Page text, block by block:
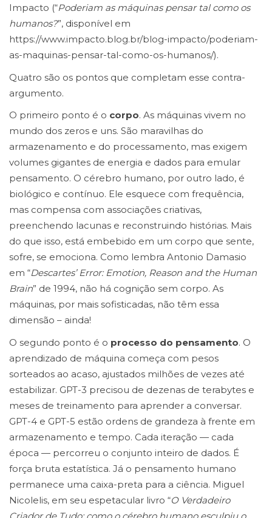
Impacto (“Poderiam as máquinas pensar tal como os
humanos?”, disponível em
https://www.impacto.blog.br/blog-impacto/poderiam-
as-maquinas-pensar-tal-como-os-humanos/).
Quatro são os pontos que completam esse contra-
argumento.
O primeiro ponto é o corpo. As máquinas vivem no
mundo dos zeros e uns. São maravilhas do
armazenamento e do processamento, mas exigem
volumes gigantes de energia e dados para emular
pensamento. O cérebro humano, por outro lado, é
biológico e contínuo. Ele esquece com frequência,
mas compensa com associações criativas,
preenchendo lacunas e reconstruindo histórias. Mais
do que isso, está embebido em um corpo que sente,
sofre, se emociona. Como lembra Antonio Damasio
em “Descartes’ Error: Emotion, Reason and the Human
Brain” de 1994, não há cognição sem corpo. As
máquinas, por mais sofisticadas, não têm essa
dimensão – ainda!
O segundo ponto é o processo do pensamento. O
aprendizado de máquina começa com pesos
sorteados ao acaso, ajustados milhões de vezes até
estabilizar. GPT-3 precisou de dezenas de terabytes e
meses de treinamento para aprender a conversar.
GPT-4 e GPT-5 estão ordens de grandeza à frente em
armazenamento e tempo. Cada iteração — cada
época — percorreu o conjunto inteiro de dados. É
força bruta estatística. Já o pensamento humano
permanece uma caixa-preta para a ciência. Miguel
Nicolelis, em seu espetacular livro “O Verdadeiro
Criador de Tudo: como o cérebro humano esculpiu o